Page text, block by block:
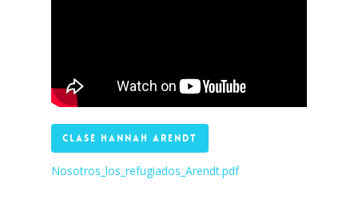
CLASE HANNAH ARENDT
Nosotros_los_refugiados_Arendt.pdf